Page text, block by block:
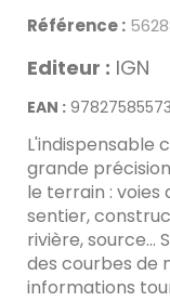
Référence :
Editeur : IGN
EAN :
L'indispensable
grande
le terrain : voies
sentier,
rivière, source...
des courbes de
informations